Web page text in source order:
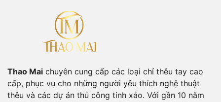
Thao Mai chuyên cung cấp các loại chỉ thêu tay cao
cấp, phục vụ cho những người yêu thích nghệ thuật
thêu và các dự án thủ công tinh xảo. Với gần 10 năm